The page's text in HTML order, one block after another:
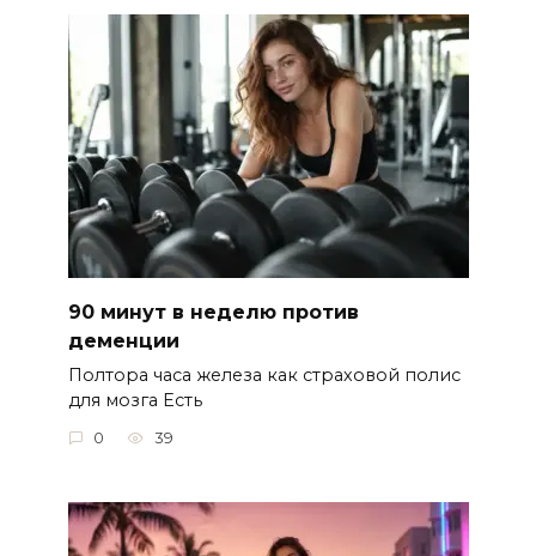
90 минут в неделю против
деменции
Полтора часа железа как страховой полис
для мозга Есть
0 39